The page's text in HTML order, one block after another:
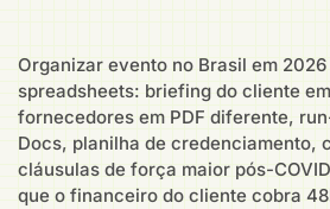
Organizar evento no Brasil em
spreadsheets: briefing do cliente
fornecedores em PDF diferente,
Docs, planilha de credenciamento,
cláusulas de força maior pós-
que o financeiro do cliente cobra